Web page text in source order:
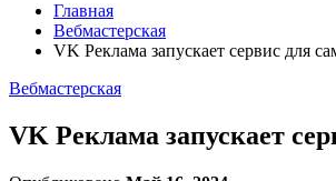
Главная
Вебмастерская
VK Реклама запускает сервис для
Вебмастерская
VK Реклама запускает